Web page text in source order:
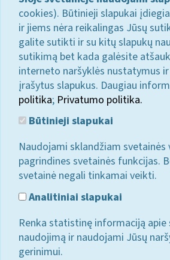
cookies). Būtinieji slapukai
ir jiems nėra reikalingas Jūsų
galite sutikti ir su kitų slapukų
sutikimą bet kada galėsite
interneto naršyklės nustatymus
įrašytus slapukus. Daugiau
politika; Privatumo politika.
Būtinieji slapukai
Naudojami sklandžiam
pagrindines svetainės funkcijas.
svetainė negali tinkamai veikti.
Analitiniai slapukai
Renka statistinę informaciją apie
naudojimą ir naudojami Jūsų
gerinimui.